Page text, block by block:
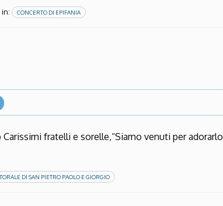
in: CONCERTO DI EPIFANIA
fratelli e sorelle,“Siamo venuti per adorarlo
DI SAN PIETRO PAOLO E GIORGIO